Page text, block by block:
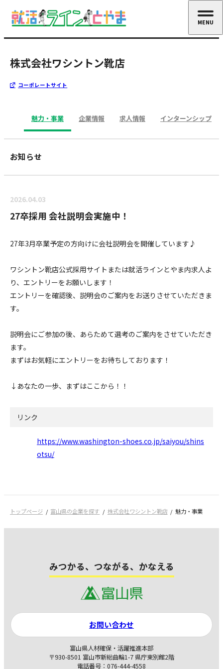
株式会社ワシントン靴店
コーポレートサイト
魅力・事業 企業情報 求人情報 インターンシップ
お知らせ
2026.04.03
27卒採用 会社説明会実施中！
27年3月卒業予定の方向けに会社説明会を開催しています♪
ワシントン靴店公式採用サイトまたは就活ラインとやま内求人よ
り、エントリーをお願いします！
エントリーを確認後、説明会のご案内をお送りさせていただきま
す。
説明会にご参加の後、あらためて選考のご案内をさせていただき
ます。
まずはお気軽にエントリーをお待ちしております！
↓あなたの一歩、まずはここから！！
リンク
https://www.washington-shoes.co.jp/saiyou/shins
otsu/
トップページ 富山県の企業を探す 株式会社ワシントン靴店 魅力・事業
みつかる、つながる、かなえる
富山県人材確保・活躍推進本部
〒930-8501 富山市新総曲輪1-7 県庁東別館2階
電話番号：076-444-4558
お問い合わせ
MENU